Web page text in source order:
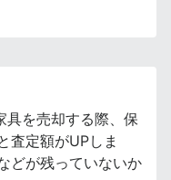
具を売却する際、保
査定額がUPしま
どが残っていないか